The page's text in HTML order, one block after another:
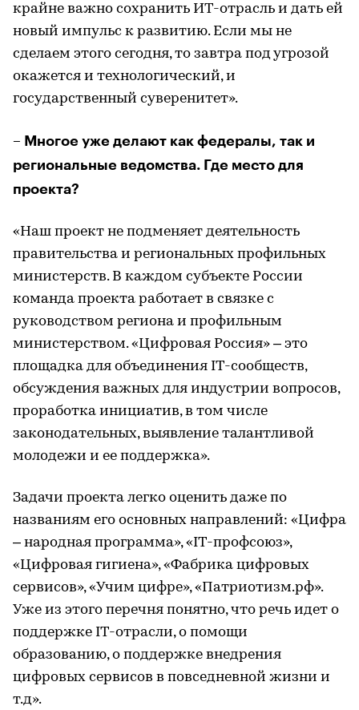
крайне важно сохранить ИТ-отрасль и дать ей
новый импульс к развитию. Если мы не
сделаем этого сегодня, то завтра под угрозой
окажется и технологический, и
государственный суверенитет».
– Многое уже делают как федералы, так и
региональные ведомства. Где место для
проекта?
«Наш проект не подменяет деятельность
правительства и региональных профильных
министерств. В каждом субъекте России
команда проекта работает в связке с
руководством региона и профильным
министерством. «Цифровая Россия» – это
площадка для объединения IT-сообществ,
обсуждения важных для индустрии вопросов,
проработка инициатив, в том числе
законодательных, выявление талантливой
молодежи и ее поддержка».
Задачи проекта легко оценить даже по
названиям его основных направлений: «Цифра
– народная программа», «IT-профсоюз»,
«Цифровая гигиена», «Фабрика цифровых
сервисов», «Учим цифре», «Патриотизм.рф».
Уже из этого перечня понятно, что речь идет о
поддержке IT-отрасли, о помощи
образованию, о поддержке внедрения
цифровых сервисов в повседневной жизни и
т.д».